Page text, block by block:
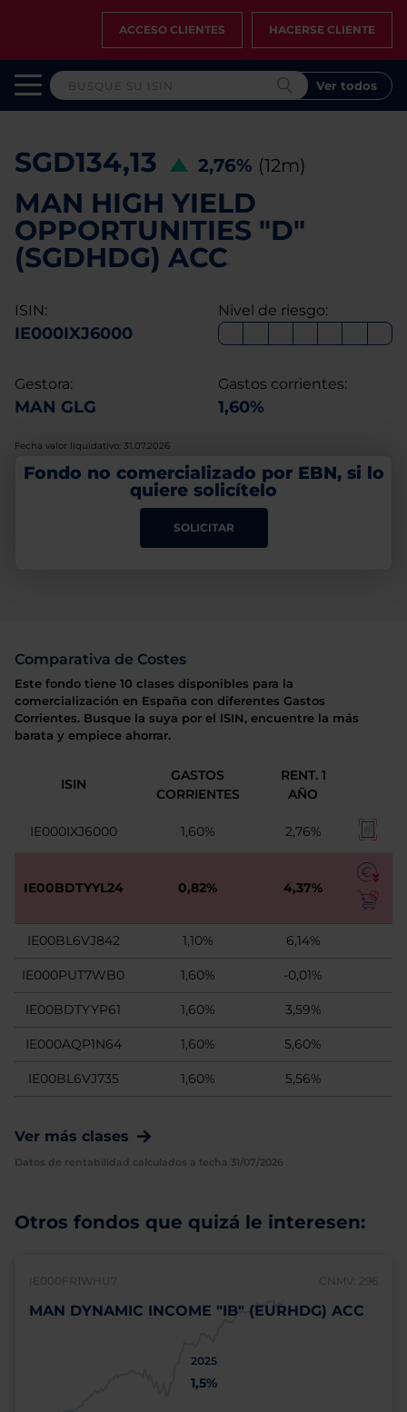
ACCESO CLIENTES HACERSE CLIENTE
Ver todos
SGD134,13 2,76% (12m)
MAN HIGH YIELD
OPPORTUNITIES "D"
(SGDHDG) ACC
ISIN:
IE000IXJ6000
Nivel de riesgo:
Gestora:
MAN GLG
Gastos corrientes:
1,60%
Fecha valor liquidativo: 31.07.2026
Fondo no comercializado por EBN, si lo
quiere solicítelo
SOLICITAR
Comparativa de Costes
Este fondo tiene 10 clases disponibles para la
comercialización en España con diferentes Gastos
Corrientes. Busque la suya por el ISIN, encuentre la más
barata y empiece ahorrar.
ISIN
GASTOS
CORRIENTES
RENT. 1
AÑO
IE000IXJ6000 1,60% 2,76%
IE00BDTYYL24 0,82% 4,37%
IE00BL6VJ842 1,10% 6,14%
IE000PUT7WB0 1,60% -0,01%
IE00BDTYYP61 1,60% 3,59%
IE000AQP1N64 1,60% 5,60%
IE00BL6VJ735 1,60% 5,56%
Ver más clases
Datos de rentabilidad calculados a fecha 31/07/2026
Otros fondos que quizá le interesen:
IE000FR1WHU7 CNMV: 296
MAN DYNAMIC INCOME "IB" (EURHDG) ACC
2025
1,5%